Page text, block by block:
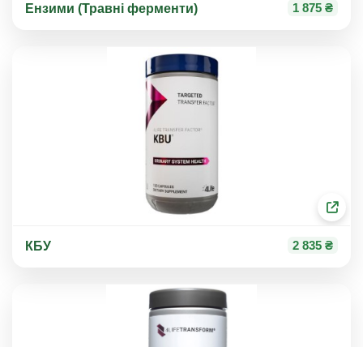
Ензими (Травні ферменти) 1 875 ₴
КБУ 2 835 ₴